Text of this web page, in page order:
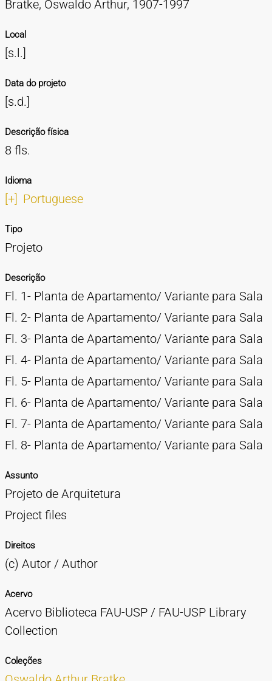
Bratke, Oswaldo Arthur, 1907-1997
Local
[s.l.]
Data do projeto
[s.d.]
Descrição física
8 fls.
Idioma
[+] Portuguese
Tipo
Projeto
Descrição
Fl. 1- Planta de Apartamento/ Variante para Sala
Fl. 2- Planta de Apartamento/ Variante para Sala
Fl. 3- Planta de Apartamento/ Variante para Sala
Fl. 4- Planta de Apartamento/ Variante para Sala
Fl. 5- Planta de Apartamento/ Variante para Sala
Fl. 6- Planta de Apartamento/ Variante para Sala
Fl. 7- Planta de Apartamento/ Variante para Sala
Fl. 8- Planta de Apartamento/ Variante para Sala
Assunto
Projeto de Arquitetura
Project files
Direitos
(c) Autor / Author
Acervo
Acervo Biblioteca FAU-USP / FAU-USP Library
Collection
Coleções